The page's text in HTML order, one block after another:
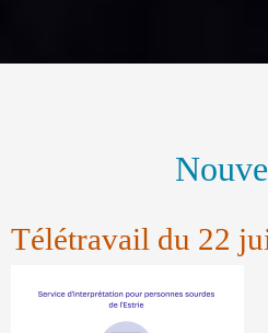
Télétravail du 22